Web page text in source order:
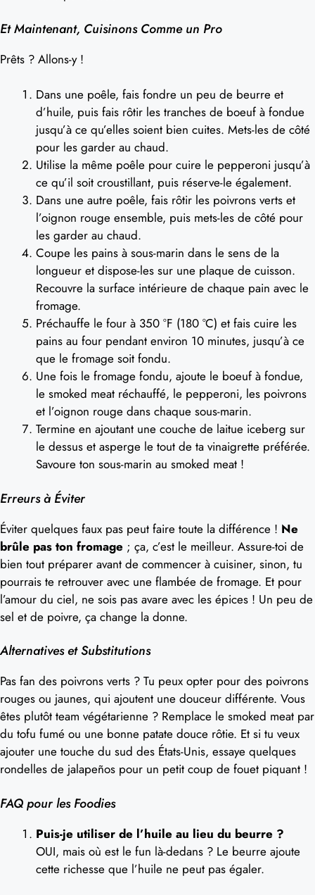
Et Maintenant, Cuisinons Comme un Pro
Prêts ? Allons-y !
Dans une poêle, fais fondre un peu de beurre et
d’huile, puis fais rôtir les tranches de boeuf à fondue
jusqu’à ce qu’elles soient bien cuites. Mets-les de côté
pour les garder au chaud.
Utilise la même poêle pour cuire le pepperoni jusqu’à
ce qu’il soit croustillant, puis réserve-le également.
Dans une autre poêle, fais rôtir les poivrons verts et
l’oignon rouge ensemble, puis mets-les de côté pour
les garder au chaud.
Coupe les pains à sous-marin dans le sens de la
longueur et dispose-les sur une plaque de cuisson.
Recouvre la surface intérieure de chaque pain avec le
fromage.
Préchauffe le four à 350 °F (180 °C) et fais cuire les
pains au four pendant environ 10 minutes, jusqu’à ce
que le fromage soit fondu.
Une fois le fromage fondu, ajoute le boeuf à fondue,
le smoked meat réchauffé, le pepperoni, les poivrons
et l’oignon rouge dans chaque sous-marin.
Termine en ajoutant une couche de laitue iceberg sur
le dessus et asperge le tout de ta vinaigrette préférée.
Savoure ton sous-marin au smoked meat !
Erreurs à Éviter
Éviter quelques faux pas peut faire toute la différence ! Ne
brûle pas ton fromage ; ça, c’est le meilleur. Assure-toi de
bien tout préparer avant de commencer à cuisiner, sinon, tu
pourrais te retrouver avec une flambée de fromage. Et pour
l’amour du ciel, ne sois pas avare avec les épices ! Un peu de
sel et de poivre, ça change la donne.
Alternatives et Substitutions
Pas fan des poivrons verts ? Tu peux opter pour des poivrons
rouges ou jaunes, qui ajoutent une douceur différente. Vous
êtes plutôt team végétarienne ? Remplace le smoked meat par
du tofu fumé ou une bonne patate douce rôtie. Et si tu veux
ajouter une touche du sud des États-Unis, essaye quelques
rondelles de jalapeños pour un petit coup de fouet piquant !
FAQ pour les Foodies
Puis-je utiliser de l’huile au lieu du beurre ?
OUI, mais où est le fun là-dedans ? Le beurre ajoute
cette richesse que l’huile ne peut pas égaler.